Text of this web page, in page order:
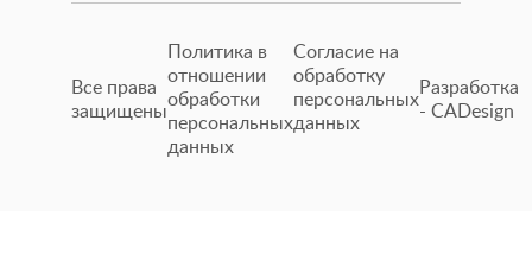
Все права
защищены
Политика в
отношении
обработки
персональных
данных
Согласие на
обработку
персональных
данных
Разработка
- CADesign